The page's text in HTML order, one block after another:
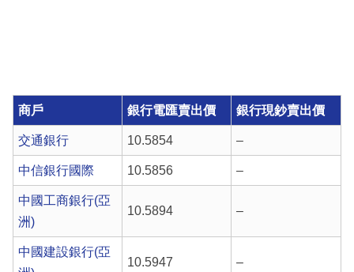
商戶 銀行電匯賣出價 銀行現鈔賣出價
交通銀行 10.5854 –
中信銀行國際 10.5856 –
中國工商銀行(亞
洲)
10.5894 –
中國建設銀行(亞
10.5947 –